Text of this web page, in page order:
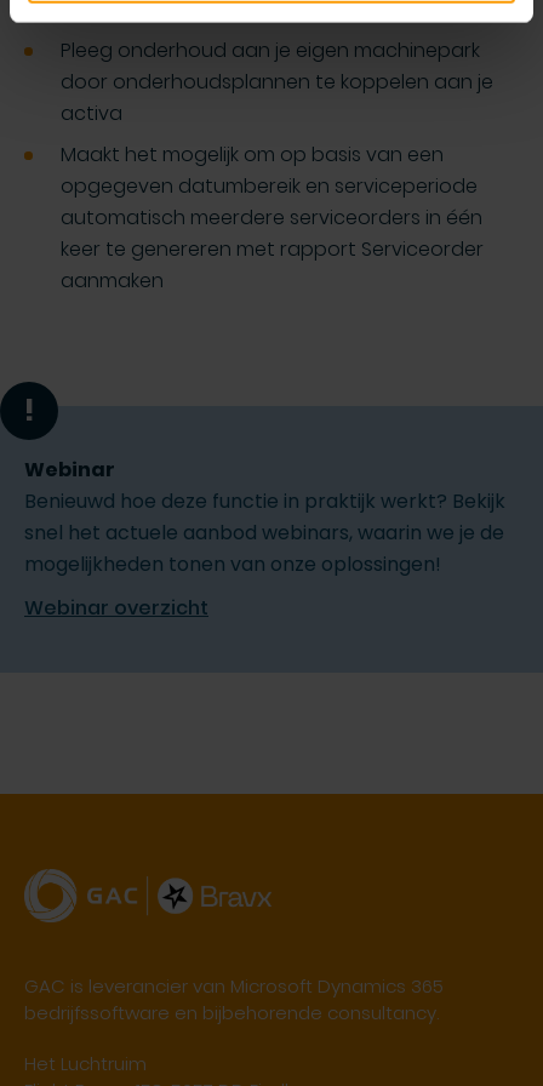
Maak serviceorders aan vanuit een RMA
Pleeg onderhoud aan je eigen machinepark
door onderhoudsplannen te koppelen aan je
activa
Maakt het mogelijk om op basis van een
opgegeven datumbereik en serviceperiode
automatisch meerdere serviceorders in één
keer te genereren met rapport Serviceorder
aanmaken
!
Webinar
Benieuwd hoe deze functie in praktijk werkt? Bekijk
snel het actuele aanbod webinars, waarin we je de
mogelijkheden tonen van onze oplossingen!
Webinar overzicht
GAC is leverancier van Microsoft Dynamics 365
bedrijfssoftware en bijbehorende consultancy.
Het Luchtruim